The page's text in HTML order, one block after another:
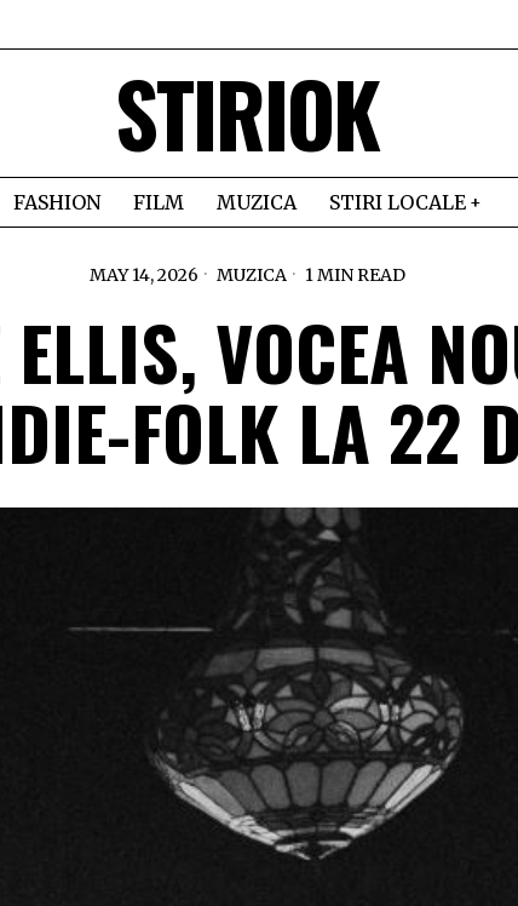
STIRIOK
FASHION FILM MUZICA STIRI LOCALE
MAY 14, 2026 MUZICA 1 MIN READ
ELLIS, VOCEA
FOLK LA 22